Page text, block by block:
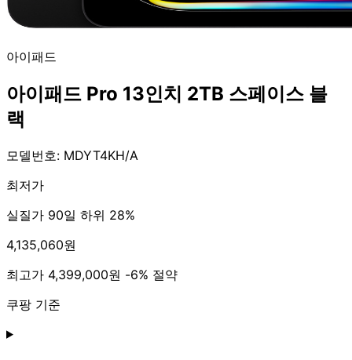
아이패드
아이패드 Pro 13인치 2TB 스페이스 블
랙
모델번호: MDYT4KH/A
최저가
실질가 90일 하위 28%
4,135,060원
최고가 4,399,000원 -6% 절약
쿠팡 기준